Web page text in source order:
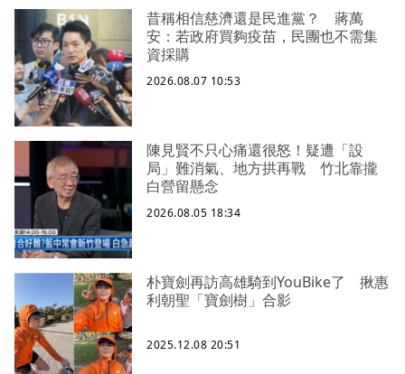
昔稱相信慈濟還是民進黨？ 蔣萬
安：若政府買夠疫苗，民團也不需集
資採購
2026.08.07 10:53
陳見賢不只心痛還很怒！疑遭「設
局」難消氣、地方拱再戰 竹北靠攏
白營留懸念
2026.08.05 18:34
朴寶劍再訪高雄騎到YouBike了 揪惠
利朝聖「寶劍樹」合影
2025.12.08 20:51